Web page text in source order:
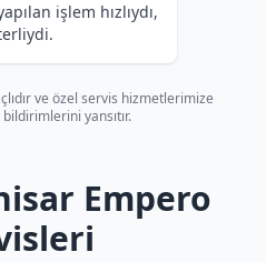
işlem hızlıydı,
ve özel servis hizmetlerimize
yansıtır.
Empero